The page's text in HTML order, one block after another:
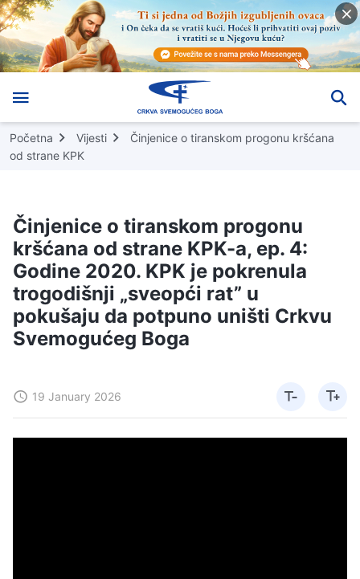
Početna Vijesti
Činjenice o tiranskom progonu kršćana
od strane KPK
Činjenice o tiranskom progonu
kršćana od strane KPK-a, ep. 4:
Godine 2020. KPK je pokrenula
trogodišnji „sveopći rat” u
pokušaju da potpuno uništi Crkvu
Svemogućeg Boga
19 January 2026